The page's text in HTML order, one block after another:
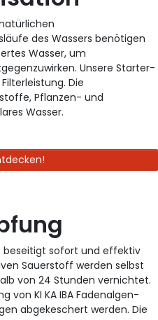
des Wassers benötigen
Wasser, um
Unsere Starter-
Die
Pflanzen- und
Wasser.
beseitigt sofort und effektiv
Sauerstoff werden selbst
von 24 Stunden vernichtet.
von KI KA IBA Fadenalgen-
abgekeschert werden. Die